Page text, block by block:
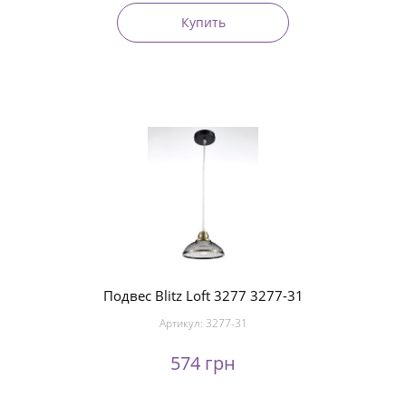
Купить
Подвес Blitz Loft 3277 3277-31
Артикул: 3277-31
574 грн